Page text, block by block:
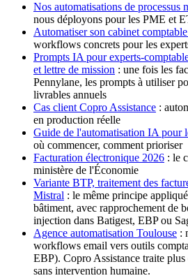
Nos automatisations de processus
nous déployons pour les PME et
Automatiser son cabinet
workflows concrets pour les
Prompts IA pour experts-
et lettre de mission : une fois les
Pennylane, les prompts à utiliser
livrables annuels
Cas client Copro Assistance :
en production réelle
Guide de l'automatisation IA pour
où commencer, comment prioriser
Facturation électronique 2026 : le
ministère de l'Économie
Variante BTP, traitement des
Mistral : le même principe
bâtiment, avec rapprochement de
injection dans Batigest, EBP ou
Agence automatisation Toulouse :
workflows email vers outils
EBP). Copro Assistance traite
sans intervention humaine.